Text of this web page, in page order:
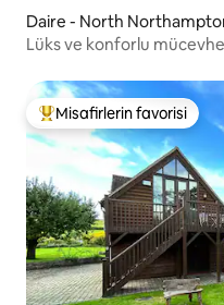
Daire - North
Lüks ve konforlu
Misafirlerin favorilerinden
Misafirlerin favorisi